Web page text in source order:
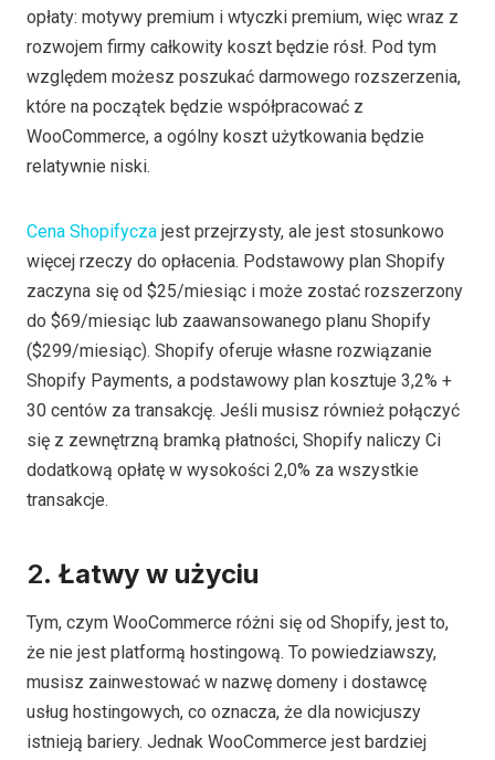
opłaty: motywy premium i wtyczki premium, więc wraz z
rozwojem firmy całkowity koszt będzie rósł. Pod tym
względem możesz poszukać darmowego rozszerzenia,
które na początek będzie współpracować z
WooCommerce, a ogólny koszt użytkowania będzie
relatywnie niski.
Cena Shopifycza jest przejrzysty, ale jest stosunkowo
więcej rzeczy do opłacenia. Podstawowy plan Shopify
zaczyna się od $25/miesiąc i może zostać rozszerzony
do $69/miesiąc lub zaawansowanego planu Shopify
($299/miesiąc). Shopify oferuje własne rozwiązanie
Shopify Payments, a podstawowy plan kosztuje 3,2% +
30 centów za transakcję. Jeśli musisz również połączyć
się z zewnętrzną bramką płatności, Shopify naliczy Ci
dodatkową opłatę w wysokości 2,0% za wszystkie
transakcje.
2. Łatwy w użyciu
Tym, czym WooCommerce różni się od Shopify, jest to,
że nie jest platformą hostingową. To powiedziawszy,
musisz zainwestować w nazwę domeny i dostawcę
usług hostingowych, co oznacza, że dla nowicjuszy
istnieją bariery. Jednak WooCommerce jest bardziej